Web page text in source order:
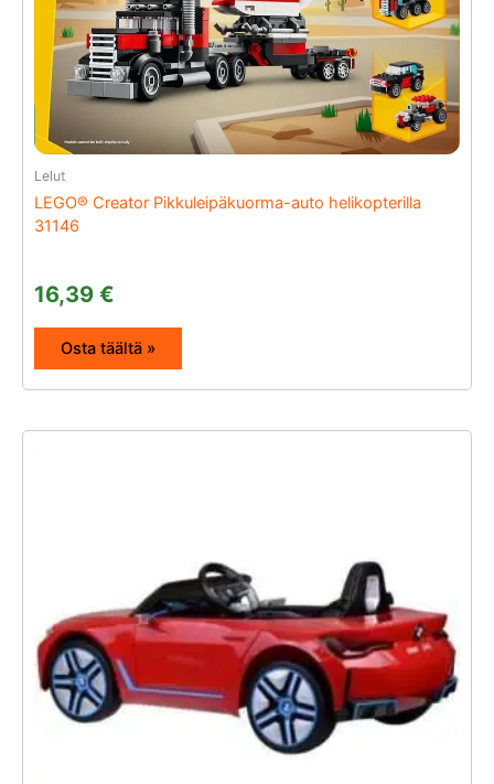
Lelut
LEGO® Creator Pikkuleipäkuorma-auto helikopterilla
31146
16,39 €
Osta täältä »